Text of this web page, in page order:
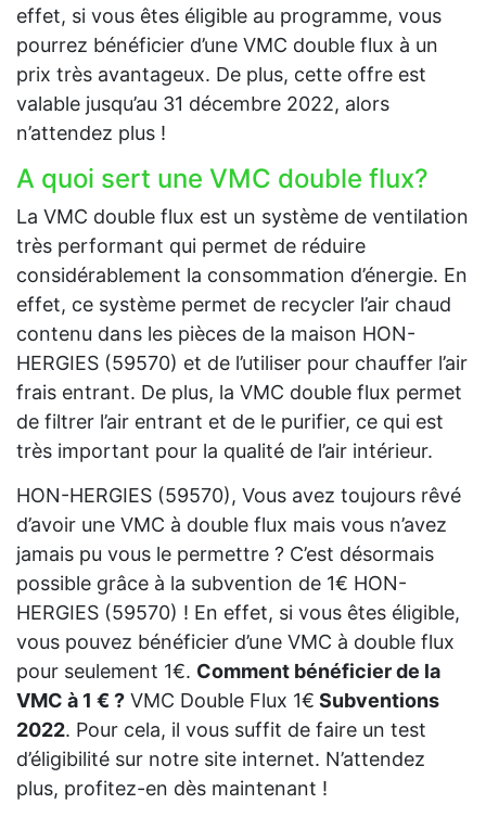
effet, si vous êtes éligible au programme, vous
pourrez bénéficier d’une VMC double flux à un
prix très avantageux. De plus, cette offre est
valable jusqu’au 31 décembre 2022, alors
n’attendez plus !
A quoi sert une VMC double flux?
La VMC double flux est un système de ventilation
très performant qui permet de réduire
considérablement la consommation d’énergie. En
effet, ce système permet de recycler l’air chaud
contenu dans les pièces de la maison HON-
HERGIES (59570) et de l’utiliser pour chauffer l’air
frais entrant. De plus, la VMC double flux permet
de filtrer l’air entrant et de le purifier, ce qui est
très important pour la qualité de l’air intérieur.
HON-HERGIES (59570), Vous avez toujours rêvé
d’avoir une VMC à double flux mais vous n’avez
jamais pu vous le permettre ? C’est désormais
possible grâce à la subvention de 1€ HON-
HERGIES (59570) ! En effet, si vous êtes éligible,
vous pouvez bénéficier d’une VMC à double flux
pour seulement 1€. Comment bénéficier de la
VMC à 1 € ? VMC Double Flux 1€ Subventions
2022. Pour cela, il vous suffit de faire un test
d’éligibilité sur notre site internet. N’attendez
plus, profitez-en dès maintenant !